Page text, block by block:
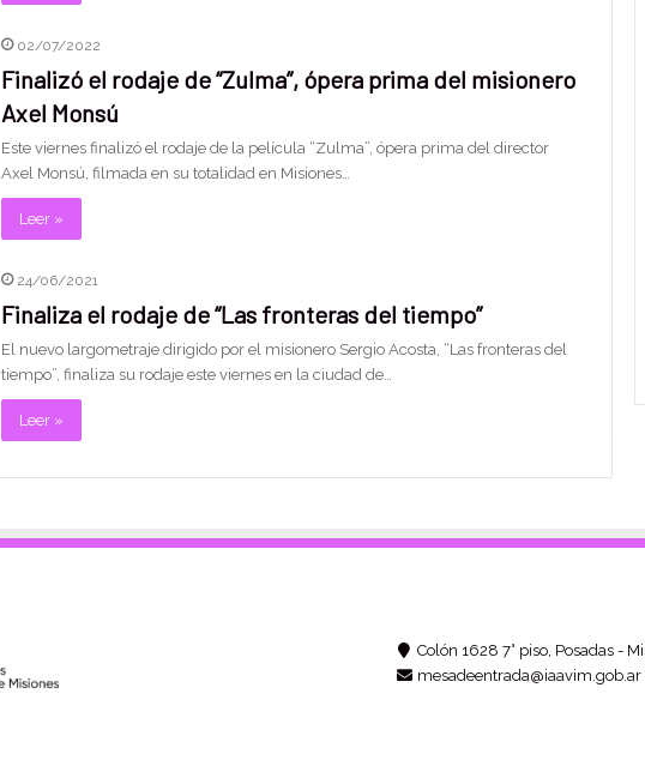
02/07/2022
Finalizó el rodaje de “Zulma”, ópera prima del misionero
Axel Monsú
Este viernes finalizó el rodaje de la película “Zulma”, ópera prima del director
Axel Monsú, filmada en su totalidad en Misiones…
Leer »
24/06/2021
Finaliza el rodaje de “Las fronteras del tiempo”
El nuevo largometraje dirigido por el misionero Sergio Acosta, “Las fronteras del
tiempo”, finaliza su rodaje este viernes en la ciudad de…
Leer »
Colón 1628 7° piso, Posadas -
mesadeentrada@iaavim.gob.ar